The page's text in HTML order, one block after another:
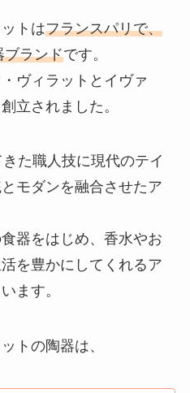
トはフランスパリで、
ブランドです。
ヴィラットとイヴァ
立されました。
た職人技に現代のテイ
モダンを融合させたア
器をはじめ、香水やお
を豊かにしてくれるア
ます。
トの陶器は、